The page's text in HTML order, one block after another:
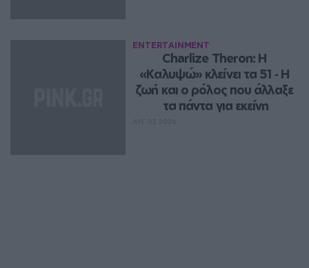
ENTERTAINMENT
Charlize Theron: Η
«Καλυψώ» κλείνει τα 51 ‑ H
ζωή και ο ρόλος που άλλαξε
τα πάντα για εκείνη